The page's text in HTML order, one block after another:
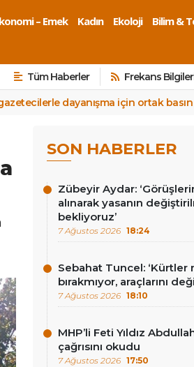
– Emek Kadın Ekoloji
Bilim &
Tüm Haberler Frekans
dayanışma için ortak basın
SON HABERLER
Zübeyir Aydar:
alınarak yasanın
bekliyoruz’
7 Ağustos 2026 18:24
Sebahat Tuncel: ‘Kürtler
bırakmıyor, araçlarını
7 Ağustos 2026 18:10
MHP’li Feti Yıldız
çağrısını okudu
7 Ağustos 2026 17:50